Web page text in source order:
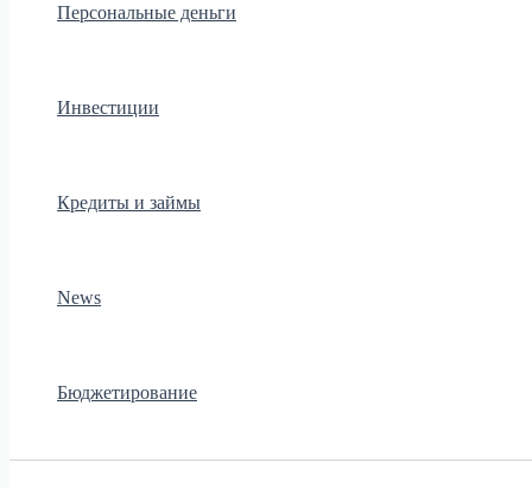
Персональные деньги
Инвестиции
Кредиты и займы
News
Бюджетирование